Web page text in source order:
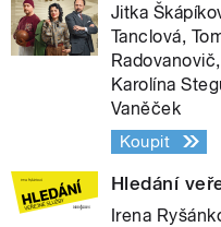
Jitka
Tanclová,
Karolína
Vaněček
Koupit
Hledání
Irena